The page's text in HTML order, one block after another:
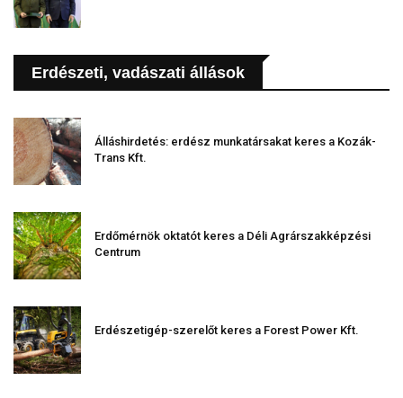
Erdészeti, vadászati állások
Álláshirdetés: erdész munkatársakat keres a Kozák-
Trans Kft.
Erdőmérnök oktatót keres a Déli Agrárszakképzési
Centrum
Erdészetigép-szerelőt keres a Forest Power Kft.